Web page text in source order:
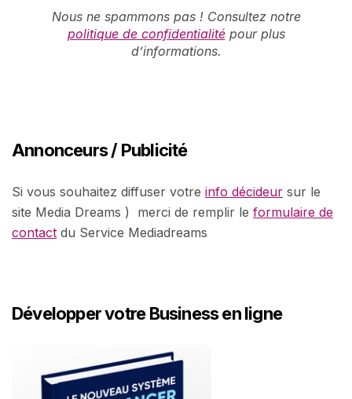
Nous ne spammons pas ! Consultez notre
politique de confidentialitépour plus
d’informations.
Annonceurs / Publicité
Si vous souhaitez diffuser votre info décideur sur le
site Media Dreams ) merci de remplir le formulaire de
contact du Service Mediadreams
Développer votre Business en ligne